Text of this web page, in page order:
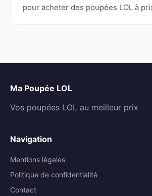
pour acheter des poupées LOL à
Ma Poupée LOL
Vos poupées LOL au meilleur prix
Navigation
Mentions légales
Politique de confidentialité
Contact